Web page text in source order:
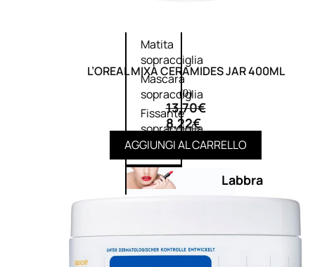
Matita
sopracciglia
Mascara
sopracciglia
Fissante
sopracciglia
Labbra
labbra
Rossetto
L’OREAL MIXA CERAMIDES JAR 400ML
(0)
13,70€
8,22€
AGGIUNGI AL CARRELLO